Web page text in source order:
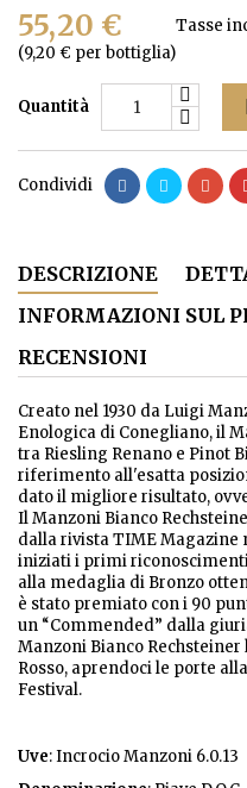
55,20 €
(9,20 € per bottiglia)
Tasse
Quantità
Condividi
DESCRIZIONE
INFORMAZIONI SUL
RECENSIONI
Creato nel 1930 da Luigi
Enologica di Conegliano, il
tra Riesling Renano e Pinot
riferimento all'esatta
dato il migliore risultato,
Il Manzoni Bianco
dalla rivista TIME Magazine
iniziati i primi
alla medaglia di Bronzo
è stato premiato con i 90
un “Commended” dalla
Manzoni Bianco
Rosso, aprendoci le porte
Festival.
Uve: Incrocio Manzoni 6.0.13